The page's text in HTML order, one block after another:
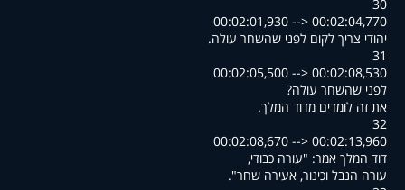
30
00:02:01,930 --> 00:02:04,770
.יהודי צריך לקום לפני שהשחר עולה
31
00:02:05,500 --> 00:02:08,530
?לפני שהשחר עולה
.את זה לומדים מדוד המלך
32
00:02:08,670 --> 00:02:13,960
,דוד המלך אמר: "עורה כבודי
."עורה הנבל וכינור, אעירה שחר